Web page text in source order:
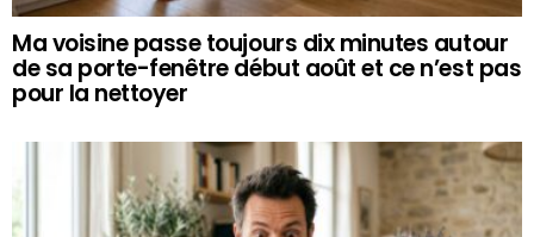
Ma voisine passe toujours dix minutes autour
de sa porte-fenêtre début août et ce n’est pas
pour la nettoyer